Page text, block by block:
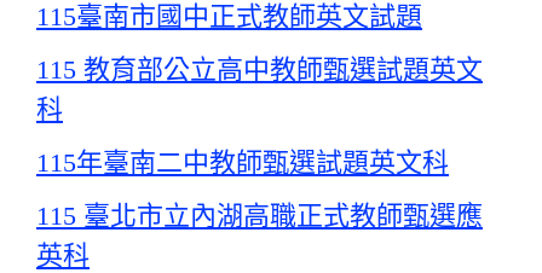
115臺南市國中正式教師英文試題
115 教育部公立高中教師甄選試題英文
科
115年臺南二中教師甄選試題英文科
115 臺北市立內湖高職正式教師甄選應
英科